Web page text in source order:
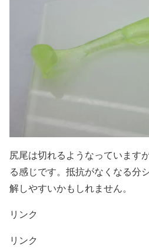
尻尾は切れるようなっています
る感じです。抵抗がなくなる分
解しやすいかもしれません。
リンク
リンク